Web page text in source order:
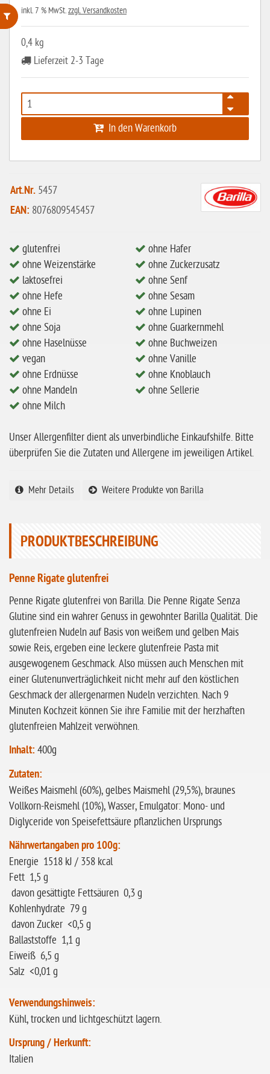
ohne Weizenstärke
laktosefrei
ohne Ei
vegan
ohne Erdnüsse
ohne Mandeln
ohne Milch
ohne Hafer
ohne Zuckerzusatz
ohne Reis
ohne Mais
ohne Senf
ohne Sesam
ohne Lupinen
ohne Guarkernmehl
ohne Sellerie
ohne
Sonnenblumen
ohne Palmöl
inkl. 7 % MwSt.zzgl. Versandkosten
0,4 kg
Lieferzeit 2-3 Tage
In den Warenkorb
Art.Nr. 5457
EAN: 8076809545457
glutenfrei
ohne Weizenstärke
laktosefrei
ohne Hefe
ohne Ei
ohne Soja
ohne Haselnüsse
vegan
ohne Erdnüsse
ohne Mandeln
ohne Milch
ohne Hafer
ohne Zuckerzusatz
ohne Senf
ohne Sesam
ohne Lupinen
ohne Guarkernmehl
ohne Buchweizen
ohne Vanille
ohne Knoblauch
ohne Sellerie
Unser Allergenfilter dient als unverbindliche Einkaufshilfe. Bitte
überprüfen Sie die Zutaten und Allergene im jeweiligen Artikel.
Mehr Details Weitere Produkte von Barilla
PRODUKTBESCHREIBUNG
Penne Rigate glutenfrei
Penne Rigate glutenfrei von Barilla. Die Penne Rigate Senza
Glutine sind ein wahrer Genuss in gewohnter Barilla Qualität. Die
glutenfreien Nudeln auf Basis von weißem und gelben Mais
sowie Reis, ergeben eine leckere glutenfreie Pasta mit
ausgewogenem Geschmack. Also müssen auch Menschen mit
einer Glutenunverträglichkeit nicht mehr auf den köstlichen
Geschmack der allergenarmen Nudeln verzichten. Nach 9
Minuten Kochzeit können Sie ihre Familie mit der herzhaften
glutenfreien Mahlzeit verwöhnen.
Inhalt: 400g
Zutaten:
Weißes Maismehl (60%), gelbes Maismehl (29,5%), braunes
Vollkorn-Reismehl (10%), Wasser, Emulgator: Mono- und
Diglyceride von Speisefettsäure pflanzlichen Ursprungs
Nährwertangaben pro 100g:
Energie 1518 kJ / 358 kcal
Fett 1,5 g
davon gesättigte Fettsäuren 0,3 g
Kohlenhydrate 79 g
davon Zucker <0,5 g
Ballaststoffe 1,1 g
Eiweiß 6,5 g
Salz <0,01 g
Verwendungshinweis:
Kühl, trocken und lichtgeschützt lagern.
Ursprung / Herkunft:
Italien